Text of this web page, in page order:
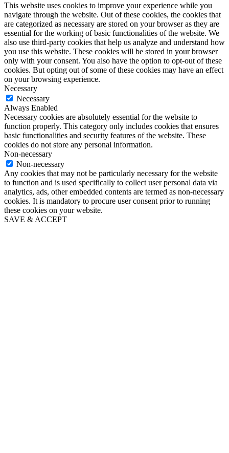
This website uses cookies to improve your experience while you
navigate through the website. Out of these cookies, the cookies that
are categorized as necessary are stored on your browser as they are
essential for the working of basic functionalities of the website. We
also use third-party cookies that help us analyze and understand how
you use this website. These cookies will be stored in your browser
only with your consent. You also have the option to opt-out of these
cookies. But opting out of some of these cookies may have an effect
on your browsing experience.
Necessary
Necessary
Always Enabled
Necessary cookies are absolutely essential for the website to
function properly. This category only includes cookies that ensures
basic functionalities and security features of the website. These
cookies do not store any personal information.
Non-necessary
Non-necessary
Any cookies that may not be particularly necessary for the website
to function and is used specifically to collect user personal data via
analytics, ads, other embedded contents are termed as non-necessary
cookies. It is mandatory to procure user consent prior to running
these cookies on your website.
SAVE & ACCEPT